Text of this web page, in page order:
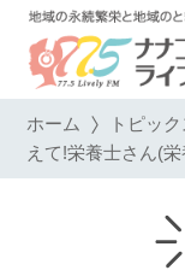
ホーム トピック
えて!栄養士さん(